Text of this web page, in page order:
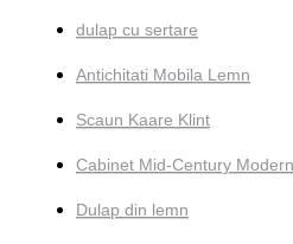
dulap cu sertare
Antichitati Mobila Lemn
Scaun Kaare Klint
Cabinet Mid-Century Modern
Dulap din lemn